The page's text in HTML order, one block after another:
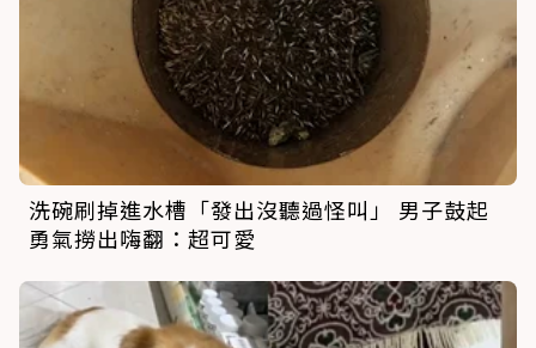
洗碗刷掉進水槽「發出沒聽過怪叫」 男子鼓起
勇氣撈出嗨翻：超可愛